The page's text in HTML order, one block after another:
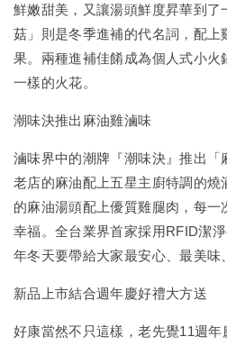
鮮嫩甜美，又讓湯頭鮮度昇華到了
菇」則是冬季進補的代名詞，配上
果。兩種進補佳餚成為個人式小火
一樣的火花。
潮味決推出麻油雞滷味
滷味界中的潮牌『潮味決』推出「
老店的麻油配上五星主廚特調的燒
的麻油湯頭配上優質雞腿肉，每一
幸福。全台業界首家採用RFID潔
年冬天要帶給大家最安心、最美味
新品上市結合週年慶好禮大方送
好康當然不只這樣，老先覺11週